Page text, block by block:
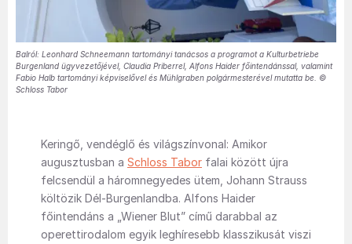
Balról: Leonhard Schneemann tartományi tanácsos a programot a Kulturbetriebe
Burgenland ügyvezetőjével, Claudia Priberrel, Alfons Haider főintendánssal, valamint
Fabio Halb tartományi képviselővel és Mühlgraben polgármesterével mutatta be. ©
Schloss Tabor
Keringő, vendéglő és világszínvonal: Amikor
augusztusban a Schloss Tabor falai között újra
felcsendül a háromnegyedes ütem, Johann Strauss
költözik Dél-Burgenlandba. Alfons Haider
főintendáns a „Wiener Blut” című darabbal az
operettirodalom egyik leghíresebb klasszikusát viszi